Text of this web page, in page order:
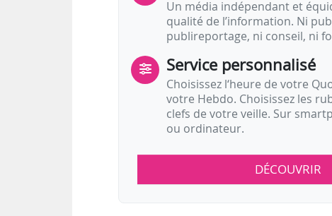
Un média indépendant et
qualité de l’information. Ni
publireportage, ni conseil, ni
Service personnalisé
Choisissez l‘heure de votre
votre Hebdo. Choisissez les
clefs de votre veille. Sur
ou ordinateur.
DÉCOUVRIR